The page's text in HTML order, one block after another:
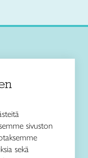
tasalla!
sivuston
sekä